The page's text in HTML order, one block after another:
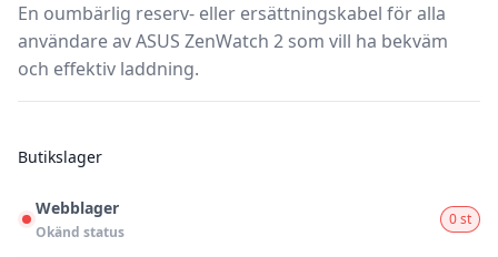
En oumbärlig reserv- eller ersättningskabel för alla
användare av ASUS ZenWatch 2 som vill ha bekväm
och effektiv laddning.
Butikslager
Webblager
Okänd status
0 st